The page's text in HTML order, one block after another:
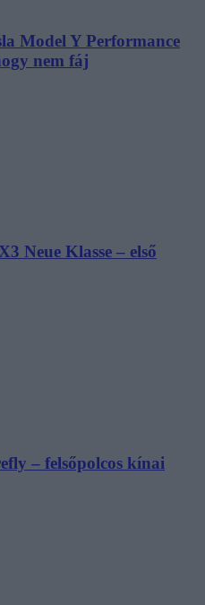
Model Y Performance
nem fáj
Neue Klasse – első
– felsőpolcos kínai